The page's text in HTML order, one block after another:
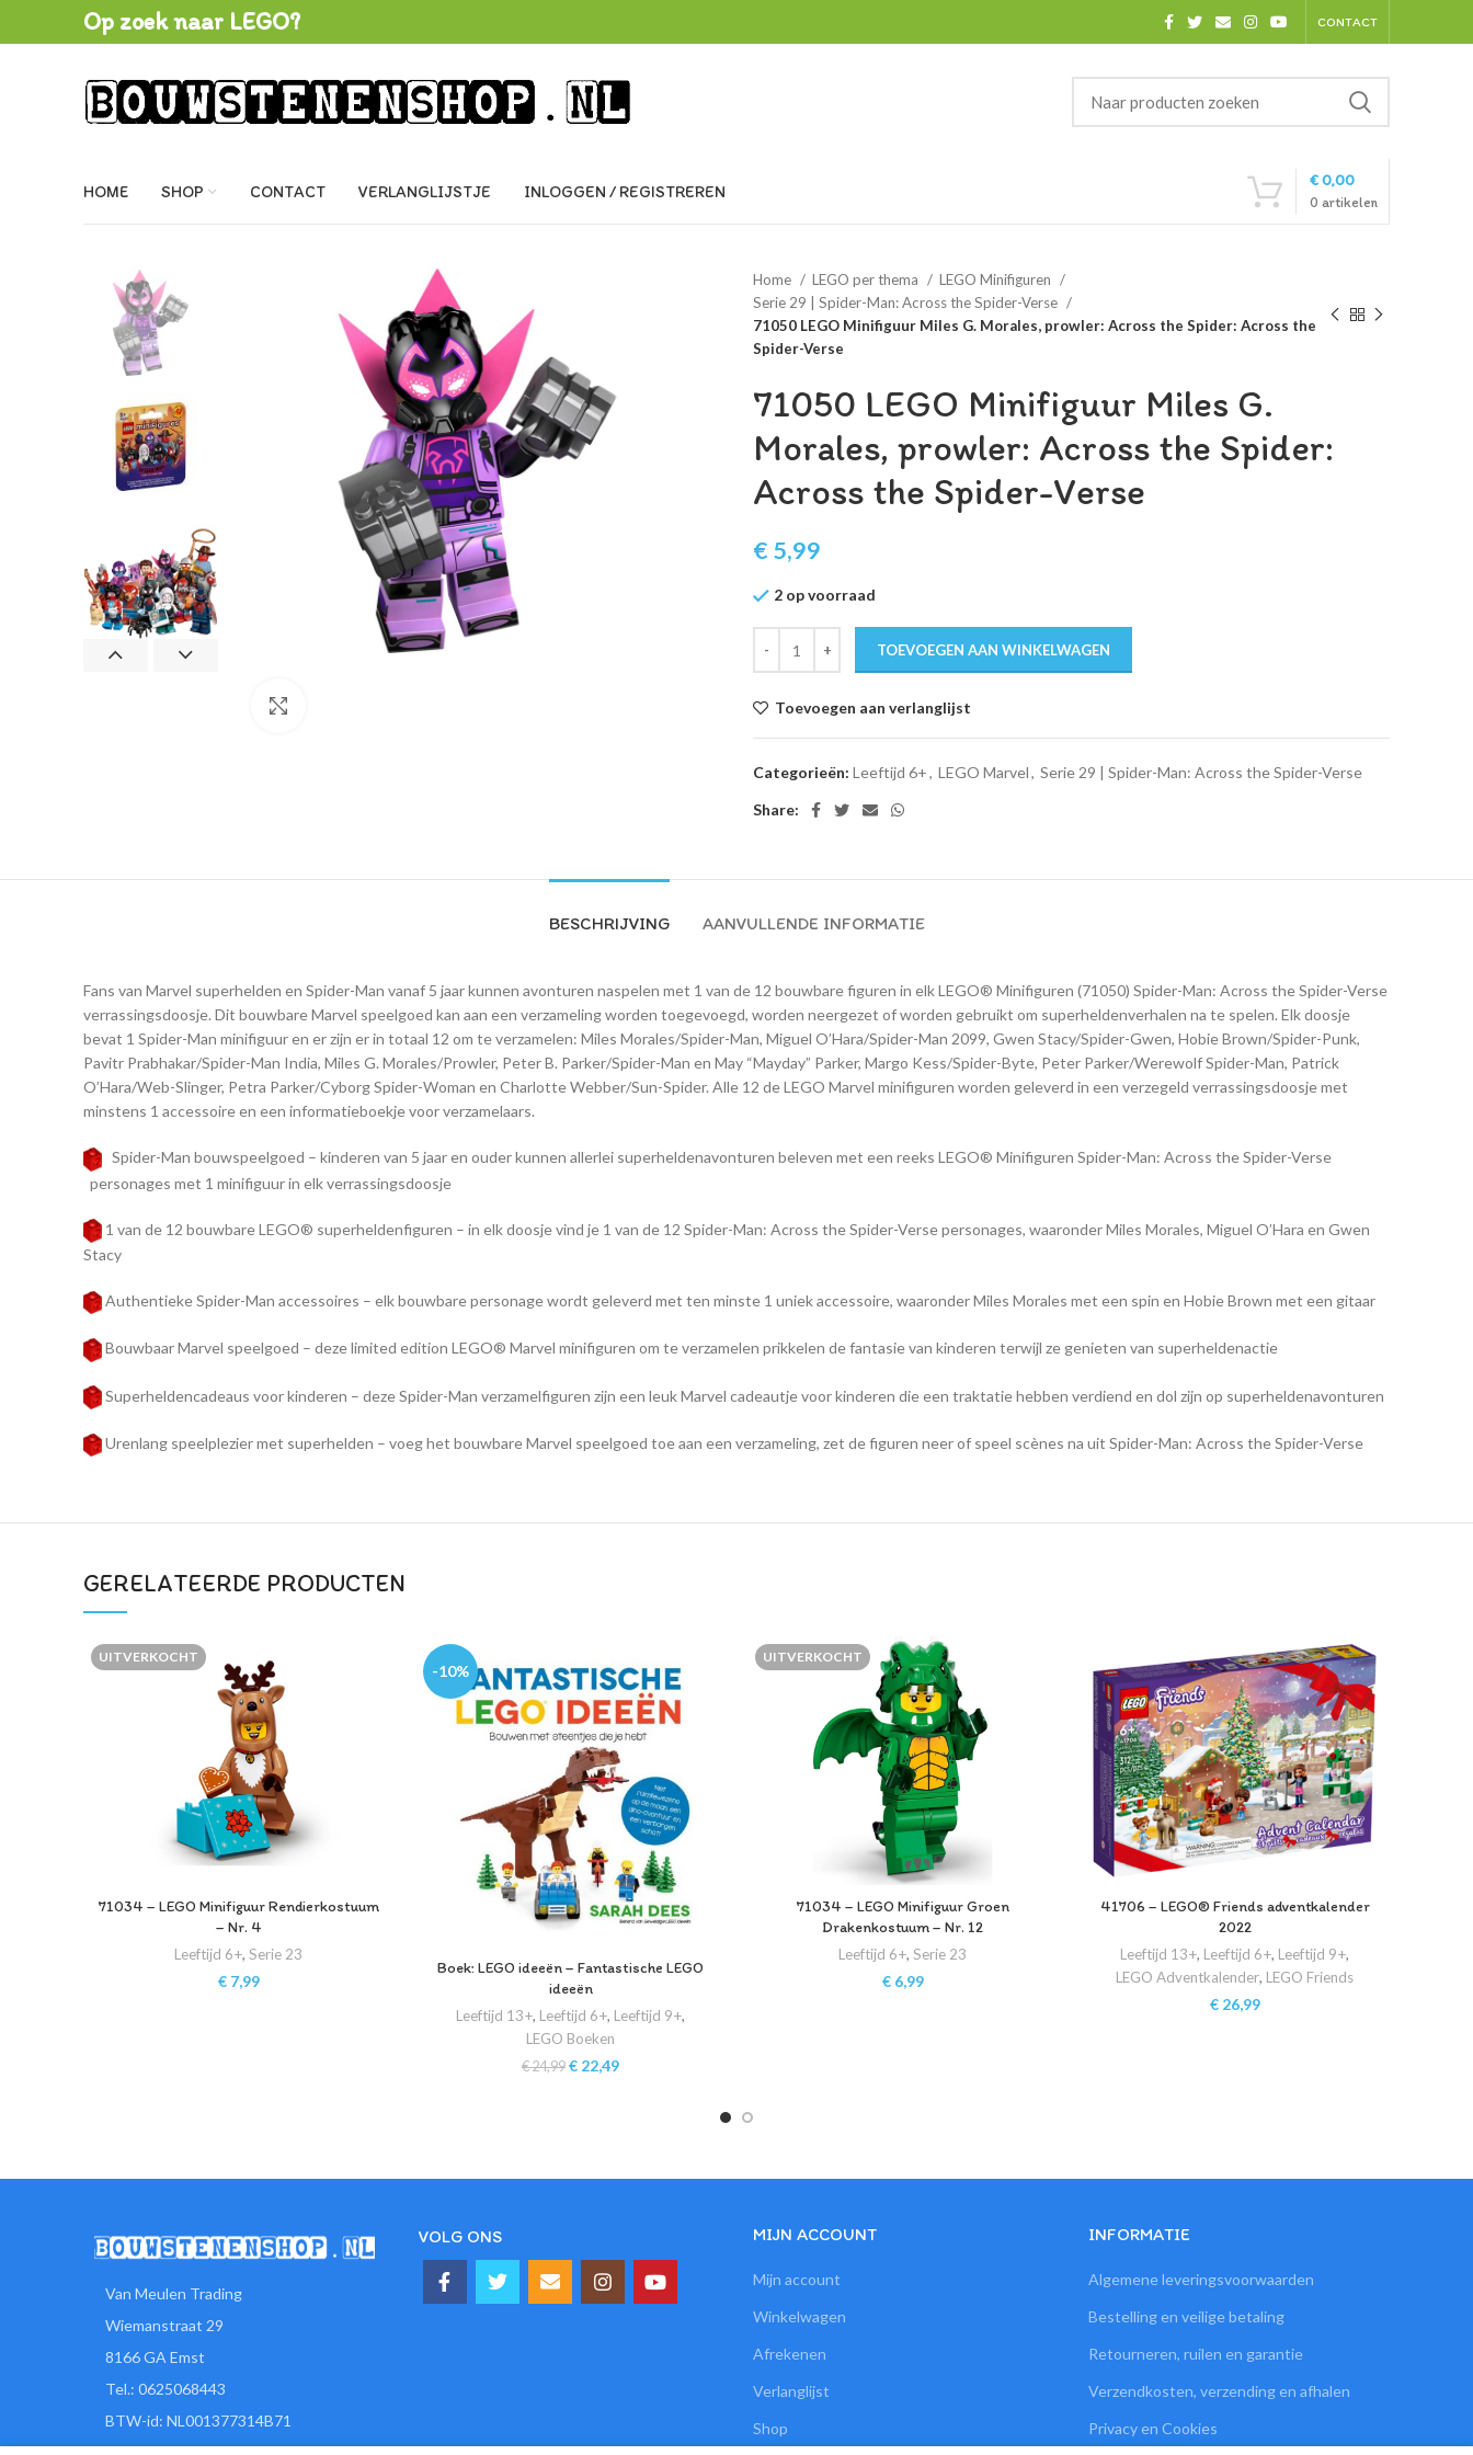
Op zoek naar LEGO? CONTACT
HOME SHOP CONTACT VERLANGLIJSTJE INLOGGEN / REGISTREREN
0 artikelen
€0,00
Home LEGO per thema
LEGO Minifiguren
Serie 29 | Spider-Man: Across the Spider-Verse
71050 LEGO Minifiguur Miles G. Morales, prowler: Across the Spider: Across the
Spider-Verse
71050 LEGO Minifiguur Miles G.
Morales, prowler: Across the Spider:
Across the Spider-Verse
€ 5,99
2 op voorraad
TOEVOEGEN AAN WINKELWAGEN
Toevoegen aan verlanglijst
Categorieën: Leeftijd 6+, LEGO Marvel, Serie 29 | Spider-Man: Across the Spider-Verse
Share:
BESCHRIJVING AANVULLENDE INFORMATIE
Fans van Marvel superhelden en Spider-Man vanaf 5 jaar kunnen avonturen naspelen met 1 van de 12 bouwbare figuren in elk LEGO® Minifiguren (71050) Spider-Man: Across the Spider-Verse
verrassingsdoosje. Dit bouwbare Marvel speelgoed kan aan een verzameling worden toegevoegd, worden neergezet of worden gebruikt om superheldenverhalen na te spelen. Elk doosje
bevat 1 Spider-Man minifiguur en er zijn er in totaal 12 om te verzamelen: Miles Morales/Spider-Man, Miguel O’Hara/Spider-Man 2099, Gwen Stacy/Spider-Gwen, Hobie Brown/Spider-Punk,
Pavitr Prabhakar/Spider-Man India, Miles G. Morales/Prowler, Peter B. Parker/Spider-Man en May “Mayday” Parker, Margo Kess/Spider-Byte, Peter Parker/Werewolf Spider-Man, Patrick
O’Hara/Web-Slinger, Petra Parker/Cyborg Spider-Woman en Charlotte Webber/Sun-Spider. Alle 12 de LEGO Marvel minifiguren worden geleverd in een verzegeld verrassingsdoosje met
minstens 1 accessoire en een informatieboekje voor verzamelaars.
Spider-Man bouwspeelgoed – kinderen van 5 jaar en ouder kunnen allerlei superheldenavonturen beleven met een reeks LEGO® Minifiguren Spider-Man: Across the Spider-Verse
personages met 1 minifiguur in elk verrassingsdoosje
1 van de 12 bouwbare LEGO® superheldenfiguren – in elk doosje vind je 1 van de 12 Spider-Man: Across the Spider-Verse personages, waaronder Miles Morales, Miguel O’Hara en Gwen
Stacy
Authentieke Spider-Man accessoires – elk bouwbare personage wordt geleverd met ten minste 1 uniek accessoire, waaronder Miles Morales met een spin en Hobie Brown met een gitaar
Bouwbaar Marvel speelgoed – deze limited edition LEGO® Marvel minifiguren om te verzamelen prikkelen de fantasie van kinderen terwijl ze genieten van superheldenactie
Superheldencadeaus voor kinderen – deze Spider-Man verzamelfiguren zijn een leuk Marvel cadeautje voor kinderen die een traktatie hebben verdiend en dol zijn op superheldenavonturen
Urenlang speelplezier met superhelden – voeg het bouwbare Marvel speelgoed toe aan een verzameling, zet de figuren neer of speel scènes na uit Spider-Man: Across the Spider-Verse
GERELATEERDE PRODUCTEN
UITVERKOCHT
71034 – LEGO Minifiguur Rendierkostuum
– Nr. 4
Leeftijd 6+, Serie 23
€7,99
-10%
Boek: LEGO ideeën – Fantastische LEGO
ideeën
Leeftijd 13+, Leeftijd 6+, Leeftijd 9+,
LEGO Boeken
€24,99 € 22,49
UITVERKOCHT
71034 – LEGO Minifiguur Groen
Drakenkostuum – Nr. 12
Leeftijd 6+, Serie 23
€6,99
41706 – LEGO® Friends adventkalender
2022
Leeftijd 13+, Leeftijd 6+, Leeftijd 9+,
LEGO Adventkalender, LEGO Friends
€26,99
Van Meulen Trading
Wiemanstraat 29
8166 GA Emst
Tel.: 0625068443
BTW-id: NL001377314B71
VOLG ONS MIJN ACCOUNT
Mijn account
Winkelwagen
Afrekenen
Verlanglijst
Shop
INFORMATIE
Algemene leveringsvoorwaarden
Bestelling en veilige betaling
Retourneren, ruilen en garantie
Verzendkosten, verzending en afhalen
Privacy en Cookies